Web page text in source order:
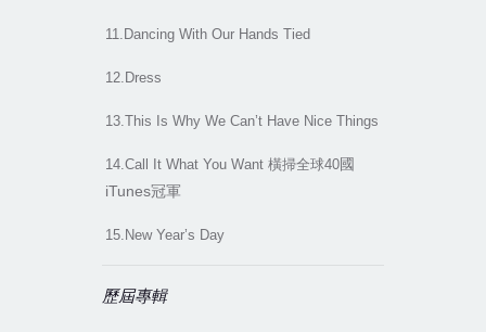
11.Dancing With Our Hands Tied
12.Dress
13.This Is Why We Can’t Have Nice Things
14.Call It What You Want 橫掃全球40國
iTunes冠軍
15.New Year’s Day
歷屆專輯